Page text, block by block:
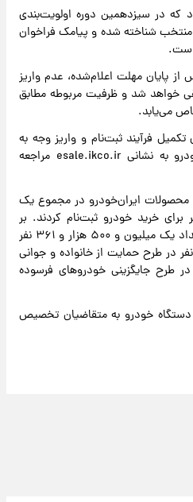
در سیزدهمین دوره اولویت‌بندی
شناخته شده و پیامک فراخوان
است.
پایان مهلت اعلام‌شده، عدم واریز
خواهد شد و ظرفیت مربوطه مطابق
می‌یابد.
فرآیند ثبت‌نام و واریز وجه به
سامانه فروش اینترنتی ایران‌خودرو به نشانی esale.ikco.ir مراجعه
محصولات ایران‌خودرو در مجموع یک
و ۷۱۸ هزار و ۴۵۲ نفر برای خرید خودرو ثبت‌نام کردند. بر
اساس آمار اعلام‌شده، از این تعداد یک میلیون و ۵۰۰ هزار و ۳۶۱ نفر
در طرح عادی، ۱۹۹ هزار و ۷۳۱ نفر در طرح حمایت از خانواده و جوانی
و ۱۸ هزار و ۳۶۱ نفر در طرح جایگزینی خودروهای فرسوده
از عرضه ۶۲ هزار دستگاه خودرو به متقاضیان تخصیص